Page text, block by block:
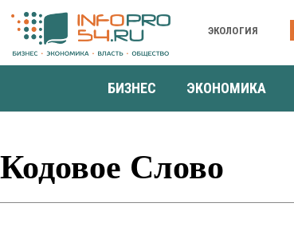
ЭКОЛОГИЯ
БИЗНЕС ЭКОНОМИКА
Кодовое Слово